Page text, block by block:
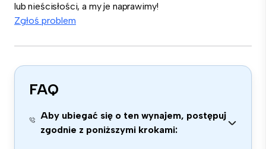
lub nieścisłości, a my je naprawimy!
Zgłoś problem
FAQ
Aby ubiegać się o ten wynajem, postępuj
zgodnie z poniższymi krokami: